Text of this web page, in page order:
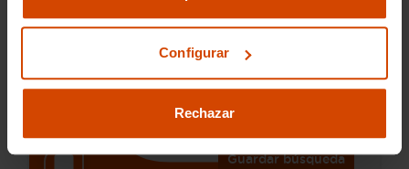
Configurar
Rechazar
2024
24.521 km
Automática
A Coruña - Parque de Vioño
Guardar búsqueda